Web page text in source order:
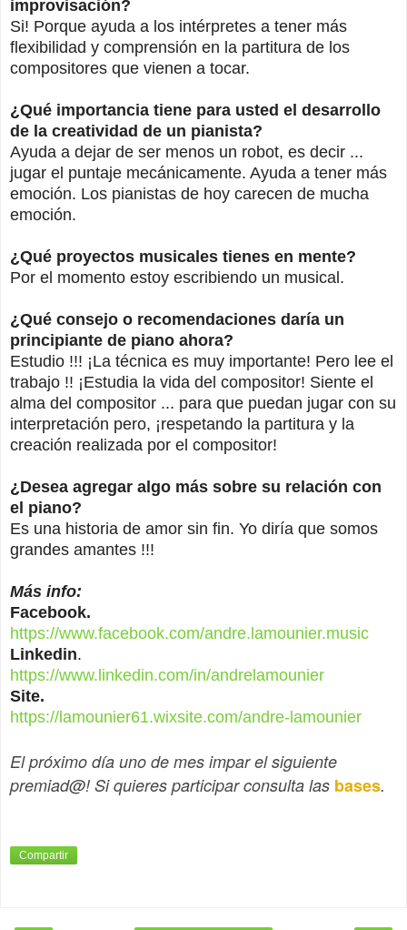
improvisación?
Si! Porque ayuda a los intérpretes a tener más
flexibilidad y comprensión en la partitura de los
compositores que vienen a tocar.
¿Qué importancia tiene para usted el desarrollo
de la creatividad de un pianista?
Ayuda a dejar de ser menos un robot, es decir ...
jugar el puntaje mecánicamente. Ayuda a tener más
emoción. Los pianistas de hoy carecen de mucha
emoción.
¿Qué proyectos musicales tienes en mente?
Por el momento estoy escribiendo un musical.
¿Qué consejo o recomendaciones daría un
principiante de piano ahora?
Estudio !!! ¡La técnica es muy importante! Pero lee el
trabajo !! ¡Estudia la vida del compositor! Siente el
alma del compositor ... para que puedan jugar con su
interpretación pero, ¡respetando la partitura y la
creación realizada por el compositor!
¿Desea agregar algo más sobre su relación con
el piano?
Es una historia de amor sin fin. Yo diría que somos
grandes amantes !!!
Más info:
Facebook.
https://www.facebook.com/andre.lamounier.music
Linkedin.
https://www.linkedin.com/in/andrelamounier
Site.
https://lamounier61.wixsite.com/andre-lamounier
El próximo día uno de mes impar el siguiente
premiad@! Si quieres participar consulta las bases.
Compartir